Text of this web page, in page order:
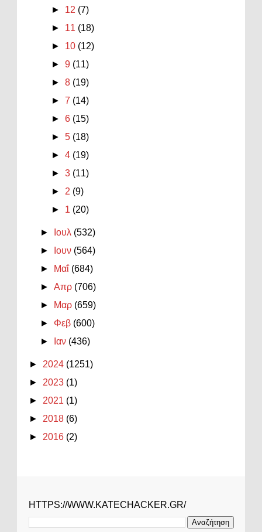
► 12 (7)
► 11 (18)
► 10 (12)
►9 (11)
►8 (19)
►7 (14)
►6 (15)
►5 (18)
►4 (19)
►3 (11)
►2 (9)
► 1 (20)
► Ιουλ (532)
►
Ιουν (564)
►
Μαΐ (684)
►Απρ (706)
►
Μαρ (659)
► Φεβ (600)
►
Ιαν (436)
► 2024 (1251)
► 2023 (1)
► 2021 (1)
► 2018 (6)
► 2016 (2)
HTTPS://WWW.KATECHACKER.GR/